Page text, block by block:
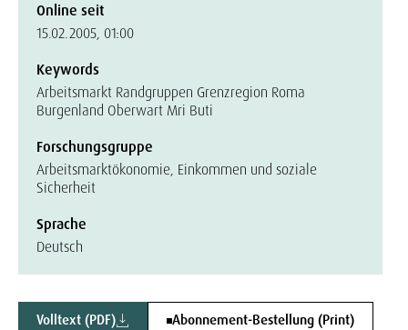
Online seit
15.02.2005, 01:00
Keywords
Arbeitsmarkt Randgruppen Grenzregion Roma
Burgenland Oberwart Mri Buti
Forschungsgruppe
Arbeitsmarktökonomie, Einkommen und soziale
Sicherheit
Sprache
Deutsch
Volltext (PDF) Abonnement-Bestellung (Print)